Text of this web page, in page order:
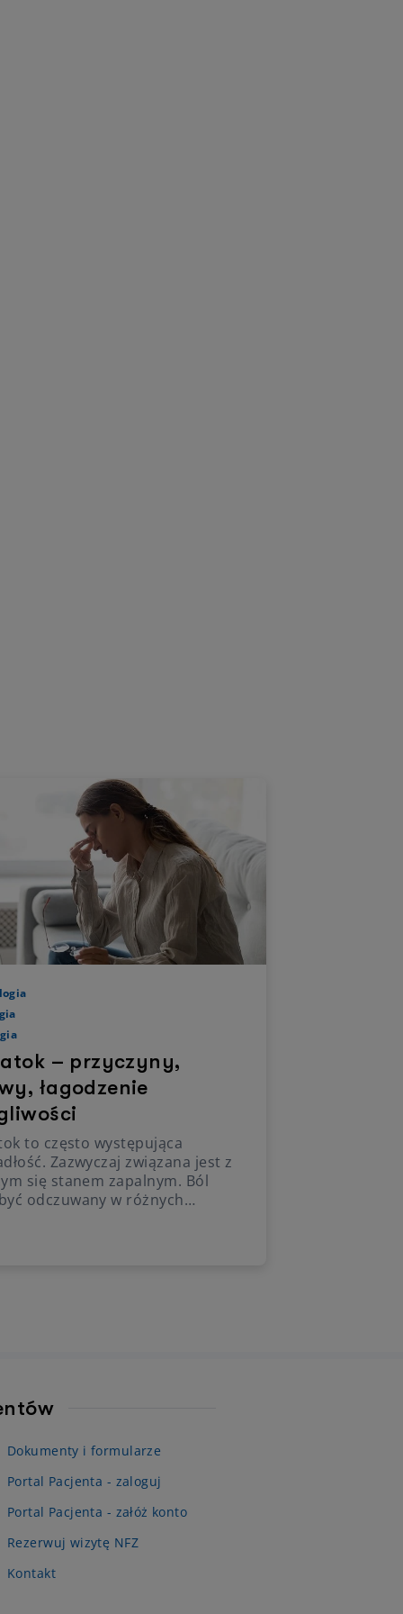
– przyczyny,
łagodzenie
to często występująca
Zazwyczaj związana jest z
się stanem zapalnym. Ból
odczuwany w różnych
rozwinęło się zapalenie.
Dokumenty i formularze
Portal Pacjenta - zaloguj
Portal Pacjenta - załóż konto
Rezerwuj wizytę NFZ
Kontakt